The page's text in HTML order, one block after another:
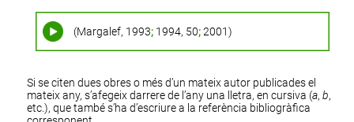
(Margalef, 1993;1994, 50;2001)
Si se citen dues obres o més d’un mateix autor publicades el
mateix any, s’afegeix darrere de l’any una lletra, en cursiva (a,b,
etc.), que també s’ha d’escriure a la referència bibliogràfica